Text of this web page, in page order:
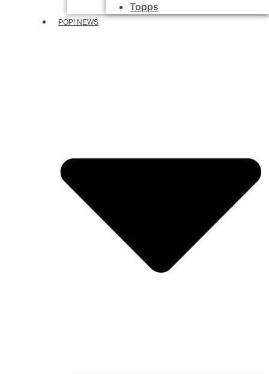
Topps
POP! NEWS